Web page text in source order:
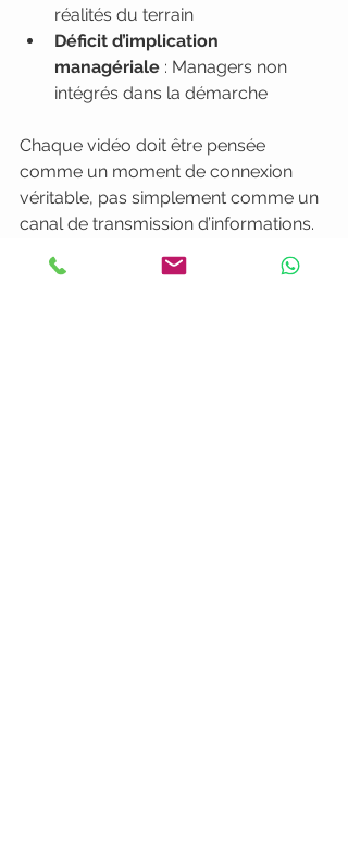
réalités du terrain
Déficit d’implication
managériale : Managers non
intégrés dans la démarche
Chaque vidéo doit être pensée
comme un moment de connexion
véritable, pas simplement comme un
canal de transmission d’informations.
Voici une comparaison entre les